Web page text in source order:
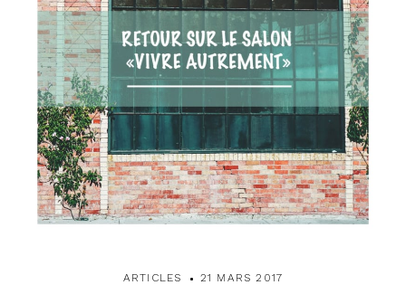
ARTICLES 21 MARS 2017